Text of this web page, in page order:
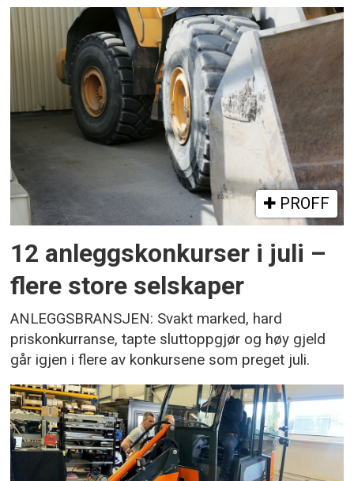
PROFF
12 anleggskonkurser i juli –
flere store selskaper
ANLEGGSBRANSJEN: Svakt marked, hard
priskonkurranse, tapte sluttoppgjør og høy gjeld
går igjen i flere av konkursene som preget juli.